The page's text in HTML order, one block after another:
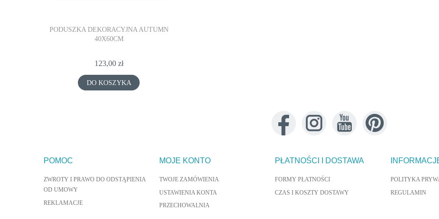
PODUSZKA DEKORACYJNA AUTUMN
40X60CM
123,00 zł
DO KOSZYKA
POMOC
ZWROTY I PRAWO DO ODSTĄPIENIA
OD UMOWY
REKLAMACJE
MOJE KONTO
TWOJE ZAMÓWIENIA
USTAWIENIA KONTA
PRZECHOWALNIA
PŁATNOŚCI I DOSTAWA
FORMY PŁATNOŚCI
CZAS I KOSZTY DOSTAWY
POLITYKA
REGULAMIN